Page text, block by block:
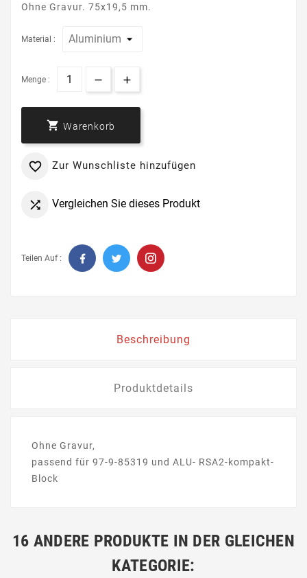
Ohne Gravur. 75x19,5 mm.
Material :
Menge :
 Warenkorb
 Zur Wunschliste hinzufügen
 Vergleichen Sie dieses Produkt
Teilen Auf :
Beschreibung
Produktdetails
Ohne Gravur,
passend für 97-9-85319 und ALU- RSA2-kompakt-
Block
16 ANDERE PRODUKTE IN DER GLEICHEN
KATEGORIE: